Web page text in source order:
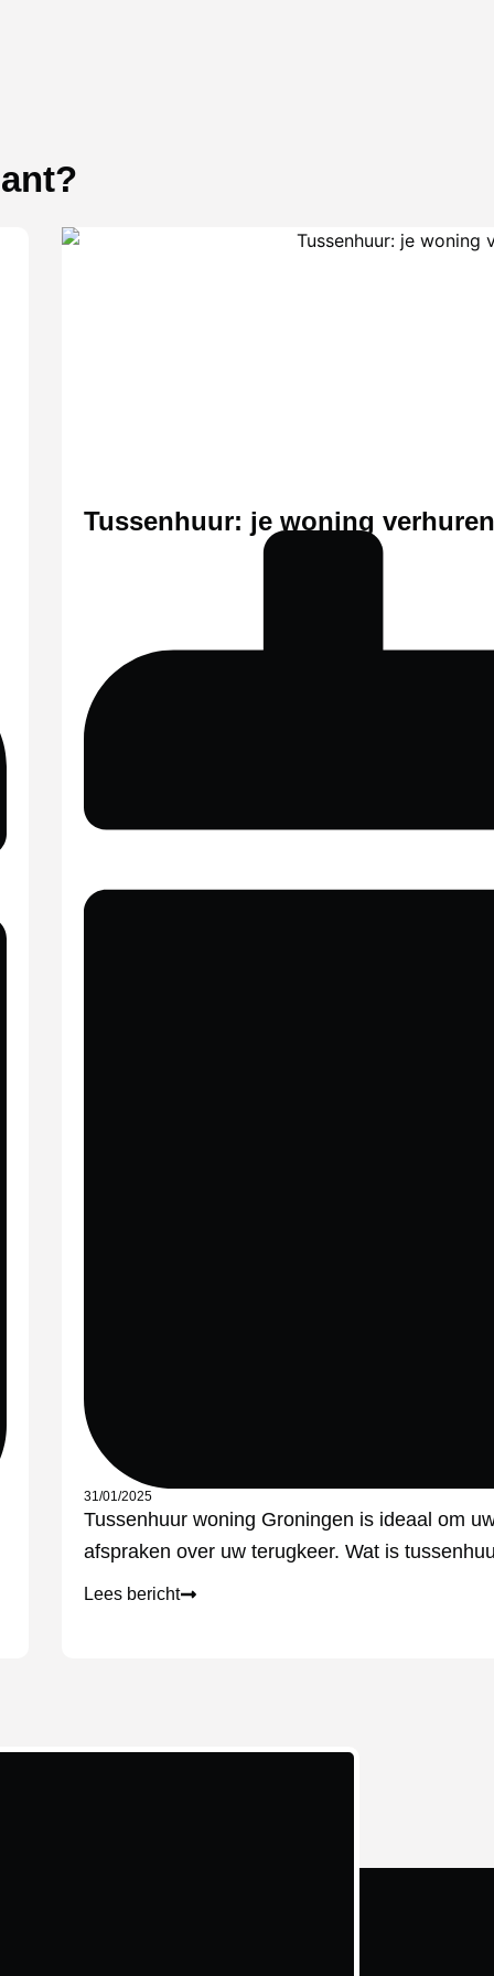
Tussenhuur: je woning
31/01/2025
Tussenhuur woning Groningen is ideaal om
afspraken over uw terugkeer. Wat is
Lees bericht